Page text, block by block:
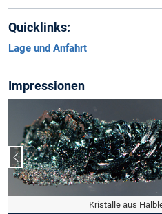
Quicklinks:
Lage und Anfahrt
Impressionen
Kristalle aus
Vorheriger Slide